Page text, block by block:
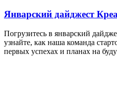
Январский дайджест
Погрузитесь в январский
узнайте, как наша команда
первых успехах и планах на